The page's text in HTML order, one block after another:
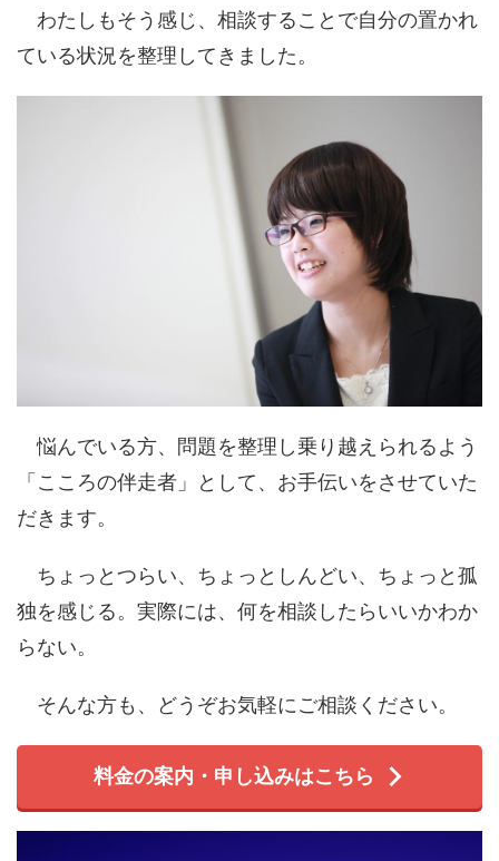
わたしもそう感じ、相談することで自分の置かれ
ている状況を整理してきました。
悩んでいる方、問題を整理し乗り越えられるよう
「こころの伴走者」として、お手伝いをさせていた
だきます。
ちょっとつらい、ちょっとしんどい、ちょっと孤
独を感じる。実際には、何を相談したらいいかわか
らない。
そんな方も、どうぞお気軽にご相談ください。
料金の案内・申し込みはこちら